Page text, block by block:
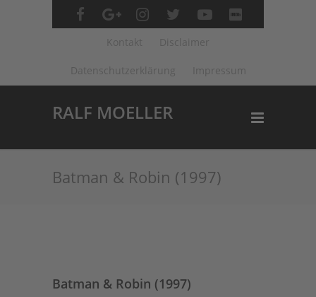
Kontakt Disclaimer
Datenschutzerklärung Impressum
RALF MOELLER
Batman & Robin (1997)
Batman & Robin (1997)